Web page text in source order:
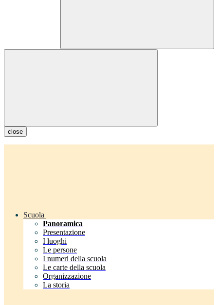
close
Scuola
Panoramica
Presentazione
I luoghi
Le persone
I numeri della scuola
Le carte della scuola
Organizzazione
La storia